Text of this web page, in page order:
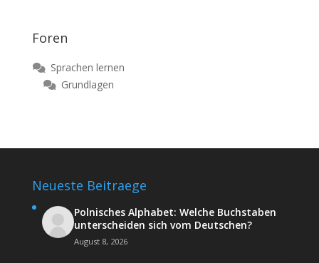
Foren
Sprachen lernen
Grundlagen
Neueste Beitraege
Polnisches Alphabet: Welche Buchstaben
unterscheiden sich vom Deutschen?
August 8, 2026